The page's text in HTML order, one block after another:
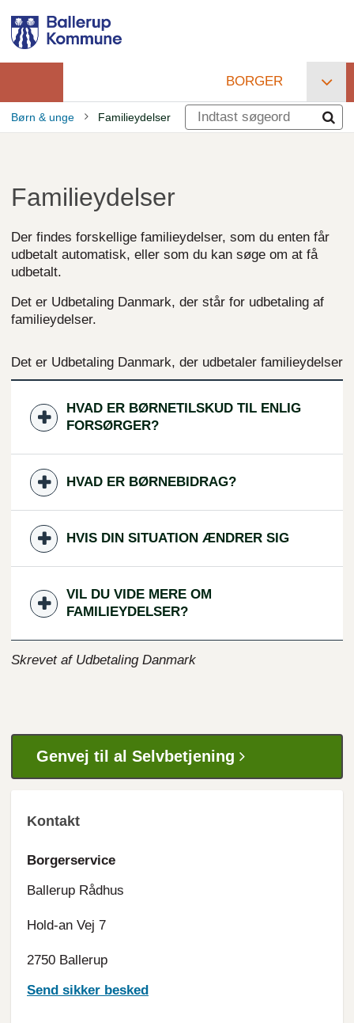
hovedindhold
Primær
navigation
BORGER
Børn & unge Familieydelser
Familieydelser
Der findes forskellige familieydelser, som du enten får
udbetalt automatisk, eller som du kan søge om at få
udbetalt.
Det er Udbetaling Danmark, der står for udbetaling af
familieydelser.
Det er Udbetaling Danmark, der udbetaler familieydelser
HVAD ER BØRNETILSKUD TIL ENLIG
FORSØRGER?
HVAD ER BØRNEBIDRAG?
HVIS DIN SITUATION ÆNDRER SIG
VIL DU VIDE MERE OM
FAMILIEYDELSER?
Skrevet af Udbetaling Danmark
Genvej til al Selvbetjening
Kontakt
Borgerservice
Ballerup Rådhus
Hold-an Vej 7
2750 Ballerup
Send sikker besked